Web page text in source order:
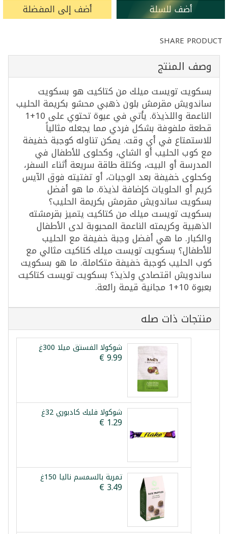
أضف للسلة أضف إلى المفضلة
SHARE PRODUCT
وصف المنتج
بسكويت تويست ميلك من كتاكيت هو بسكويت
ساندويش مقرمش بلون ذهبي محشو بكريمة الحليب
الناعمة واللذيذة. يأتي في عبوة تحتوي على 10+1
قطعة ملفوفة بشكل فردي مما يجعله مثالياً
للاستمتاع في أي وقت. يمكن تناوله كوجبة خفيفة
مع كوب الحليب أو الشاي، وكحلوى للأطفال في
المدرسة أو البيت، وكتلة طاقة سريعة أثناء السفر،
وكحلوى خفيفة بعد الوجبات، أو تفتيته فوق الآيس
كريم أو الحلويات كإضافة لذيذة. ما هو أفضل
بسكويت ساندويش مقرمش بكريمة الحليب؟
بسكويت تويست ميلك من كتاكيت يتميز بقرمشته
الذهبية وكريمته الناعمة المحبوبة لدى الأطفال
والكبار. ما هي أفضل وجبة خفيفة مع الحليب
للأطفال؟ بسكويت تويست ميلك كتاكيت مثالي مع
كوب الحليب كوجبة خفيفة متكاملة. ما هو بسكويت
ساندويش اقتصادي ولذيذ؟ بسكويت تويست كتاكيت
بعبوة 10+1 مجانية قيمة رائعة.
منتجات ذات صله
شوكولا الفستق ميلا 300غ
شوكولا فليك كادبوري 32غ
تمرية بالسمسم نالیا 150غ